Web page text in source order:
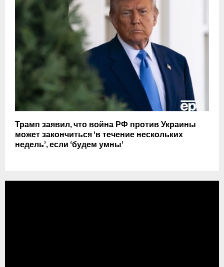
Трамп заявил, что война РФ против Украины
может закончиться ‘в течение нескольких
недель’, если ‘будем умны’